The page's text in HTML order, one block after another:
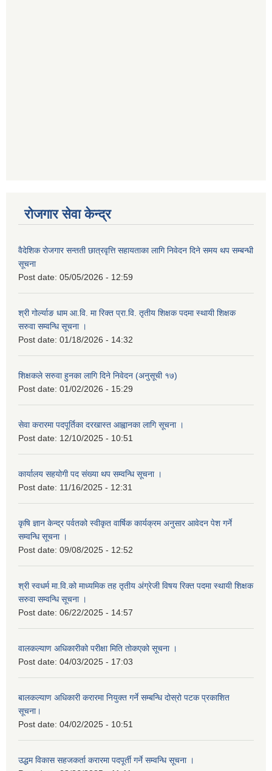
रोजगार सेवा केन्द्र
वैदेशिक रोजगार सन्तती छात्रवृत्ति सहायताका लागि निवेदन दिने समय थप सम्बन्धी
सूचना
Post date: 05/05/2026 - 12:59
श्री गोर्ल्याङ धाम आ.वि. मा रिक्त प्रा.वि. तृतीय शिक्षक पदमा स्थायी शिक्षक
सरुवा सम्वन्धि सूचना ।
Post date: 01/18/2026 - 14:32
शिक्षकले सरुवा हुनका लागि दिने निवेदन (अनुसूची १७)
Post date: 01/02/2026 - 15:29
सेवा करारमा पदपूर्तिका दरखास्त आह्वानका लागि सूचना ।
Post date: 12/10/2025 - 10:51
कार्यालय सहयोगी पद संख्या थप सम्वन्धि सूचना ।
Post date: 11/16/2025 - 12:31
कृषि ज्ञान केन्द्र पर्वतको स्वीकृत वार्षिक कार्यक्रम अनुसार आवेदन पेश गर्ने
सम्वन्धि सूचना ।
Post date: 09/08/2025 - 12:52
श्री स्वधर्म मा.वि.को माध्यमिक तह तृतीय अंग्रेजी विषय रिक्त पदमा स्थायी शिक्षक
सरुवा सम्वन्धि सूचना ।
Post date: 06/22/2025 - 14:57
वालकल्याण अधिकारीको परीक्षा मिति तोकएको सूचना ।
Post date: 04/03/2025 - 17:03
बालकल्याण अधिकारी करारमा नियुक्त गर्ने सम्बन्धि दोस्रो पटक प्रकाशित
सूचना।
Post date: 04/02/2025 - 10:51
उद्धम विकास सहजकर्ता करारमा पदपूर्ती गर्ने सम्वन्धि सूचना ।